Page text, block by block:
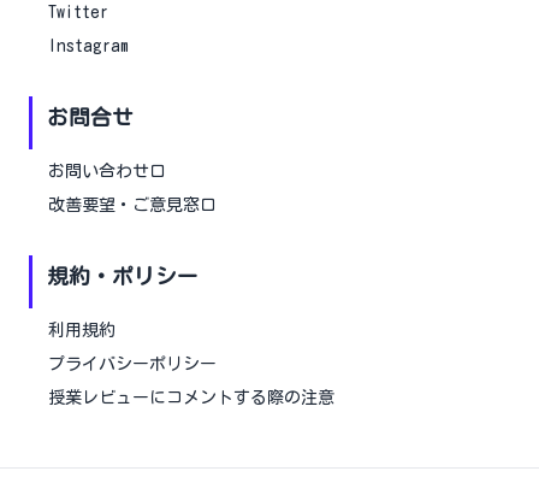
Twitter
Instagram
お問合せ
お問い合わせ口
改善要望・ご意見窓口
規約・ポリシー
利用規約
プライバシーポリシー
授業レビューにコメントする際の注意